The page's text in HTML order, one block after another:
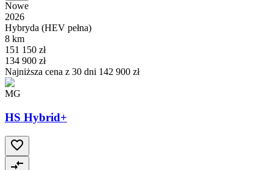
Nowe
2026
Hybryda (HEV pełna)
8 km
151 150 zł
134 900 zł
Najniższa cena z 30 dni 142 900 zł
MG
HS Hybrid+